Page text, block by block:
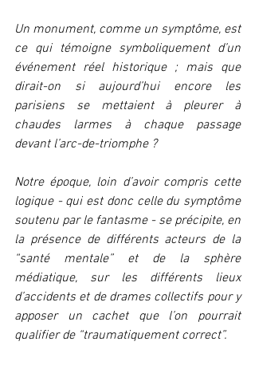
Un monument, comme un symptôme, est
ce qui témoigne symboliquement d’un
événement réel historique ; mais que
dirait-on si aujourd’hui encore les
parisiens se mettaient à pleurer à
chaudes larmes à chaque passage
devant l’arc-de-triomphe ?
Notre époque, loin d’avoir compris cette
logique - qui est donc celle du symptôme
soutenu par le fantasme - se précipite, en
la présence de différents acteurs de la
“santé mentale” et de la sphère
médiatique, sur les différents lieux
d’accidents et de drames collectifs pour y
apposer un cachet que l’on pourrait
qualifier de “traumatiquement correct”.